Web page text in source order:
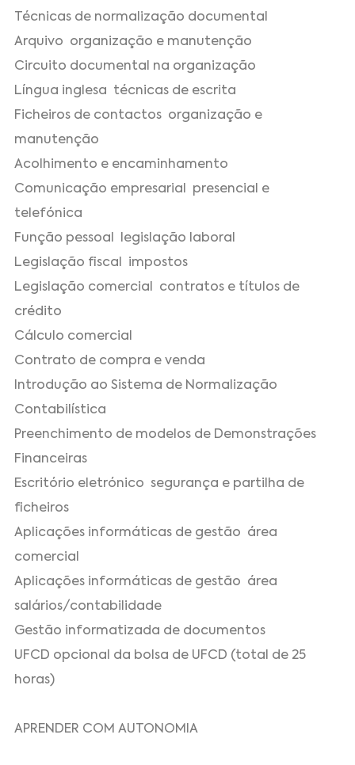
Técnicas de normalização documental
Arquivo ­ organização e manutenção
Circuito documental na organização
Língua inglesa ­ técnicas de escrita
Ficheiros de contactos ­ organização e
manutenção
Acolhimento e encaminhamento
Comunicação empresarial ­ presencial e
telefónica
Função pessoal ­ legislação laboral
Legislação fiscal ­ impostos
Legislação comercial ­ contratos e títulos de
crédito
Cálculo comercial
Contrato de compra e venda
Introdução ao Sistema de Normalização
Contabilística
Preenchimento de modelos de Demonstrações
Financeiras
Escritório eletrónico ­ segurança e partilha de
ficheiros
Aplicações informáticas de gestão ­ área
comercial
Aplicações informáticas de gestão ­ área
salários/contabilidade
Gestão informatizada de documentos
UFCD opcional da bolsa de UFCD (total de 25
horas)
APRENDER COM AUTONOMIA